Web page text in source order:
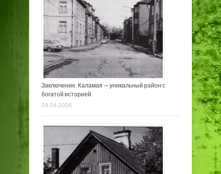
Заключение. Каламая — уникальный район с
богатой историей
29.04.2026